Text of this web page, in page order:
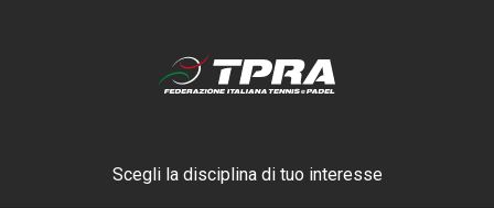
Scegli la disciplina di tuo interesse